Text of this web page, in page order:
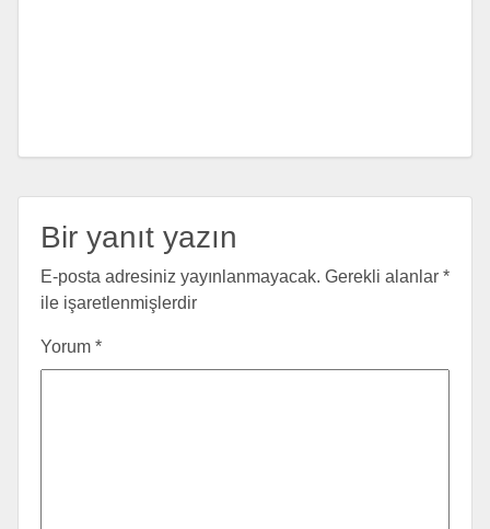
Bir yanıt yazın
E-posta adresiniz yayınlanmayacak. Gerekli alanlar *
ile işaretlenmişlerdir
Yorum *